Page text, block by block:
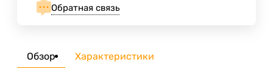
Обратная связь
Обзор Характеристики